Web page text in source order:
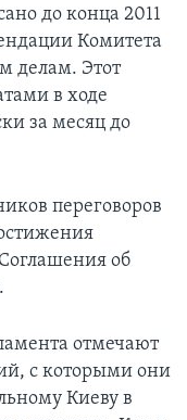
до конца 2011
Комитета
делам. Этот
в ходе
за месяц до
переговоров
об
отмечают
с которыми они
Киеву в